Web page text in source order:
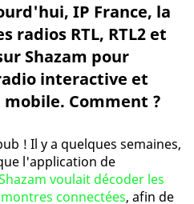
IP France, la
radios RTL, RTL2 et
Shazam pour
interactive et
Comment ?
! Il y a quelques semaines,
l'application de
voulait décoder les
connectées, afin de